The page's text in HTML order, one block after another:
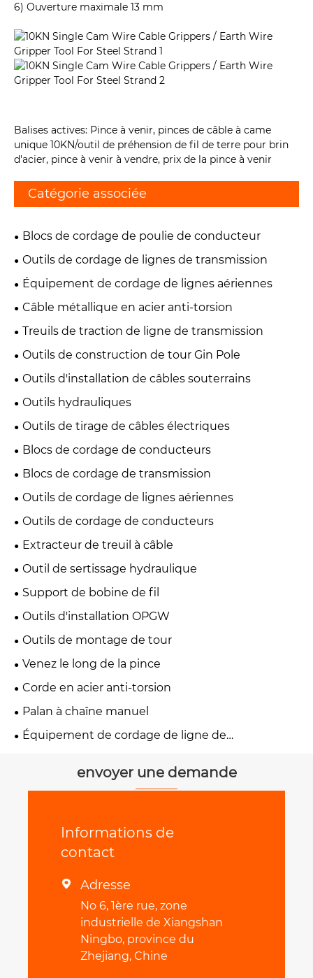
6) Ouverture maximale 13 mm
Balises actives: Pince à venir, pinces de câble à came
unique 10KN/outil de préhension de fil de terre pour brin
d'acier, pince à venir à vendre, prix de la pince à venir
Catégorie associée
Blocs de cordage de poulie de conducteur
Outils de cordage de lignes de transmission
Équipement de cordage de lignes aériennes
Câble métallique en acier anti-torsion
Treuils de traction de ligne de transmission
Outils de construction de tour Gin Pole
Outils d'installation de câbles souterrains
Outils hydrauliques
Outils de tirage de câbles électriques
Blocs de cordage de conducteurs
Blocs de cordage de transmission
Outils de cordage de lignes aériennes
Outils de cordage de conducteurs
Extracteur de treuil à câble
Outil de sertissage hydraulique
Support de bobine de fil
Outils d'installation OPGW
Outils de montage de tour
Venez le long de la pince
Corde en acier anti-torsion
Palan à chaîne manuel
Équipement de cordage de ligne de
envoyer une demande
Informations de
contact
 Adresse
No 6, 1ère rue, zone
industrielle de Xiangshan
Ningbo, province du
Zhejiang, Chine